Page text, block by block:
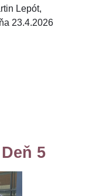
Lepót,
23.4.2026
5